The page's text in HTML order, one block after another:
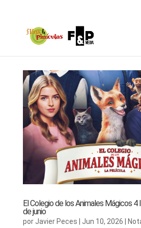
El Colegio de los Animales Mágicos 4
de junio
por Javier Peces Jun 10, 2026